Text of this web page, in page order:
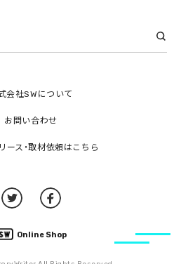
会社SWについて
お問い合わせ
ース・取材依頼はこちら
Online Shop